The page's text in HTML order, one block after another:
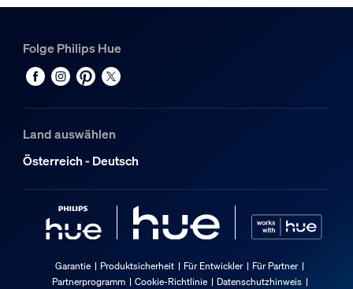
Folge Philips Hue
Land auswählen
Österreich - Deutsch
Garantie Produktsicherheit Für Entwickler
Für Partner
Partnerprogramm
Cookie-Richtlinie
Datenschutzhinweis